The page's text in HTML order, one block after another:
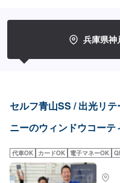
兵庫県神
セルフ青山SS / 出光リ
ニーのウィンドウコーテ
代車OK カードOK 電子マネーOK